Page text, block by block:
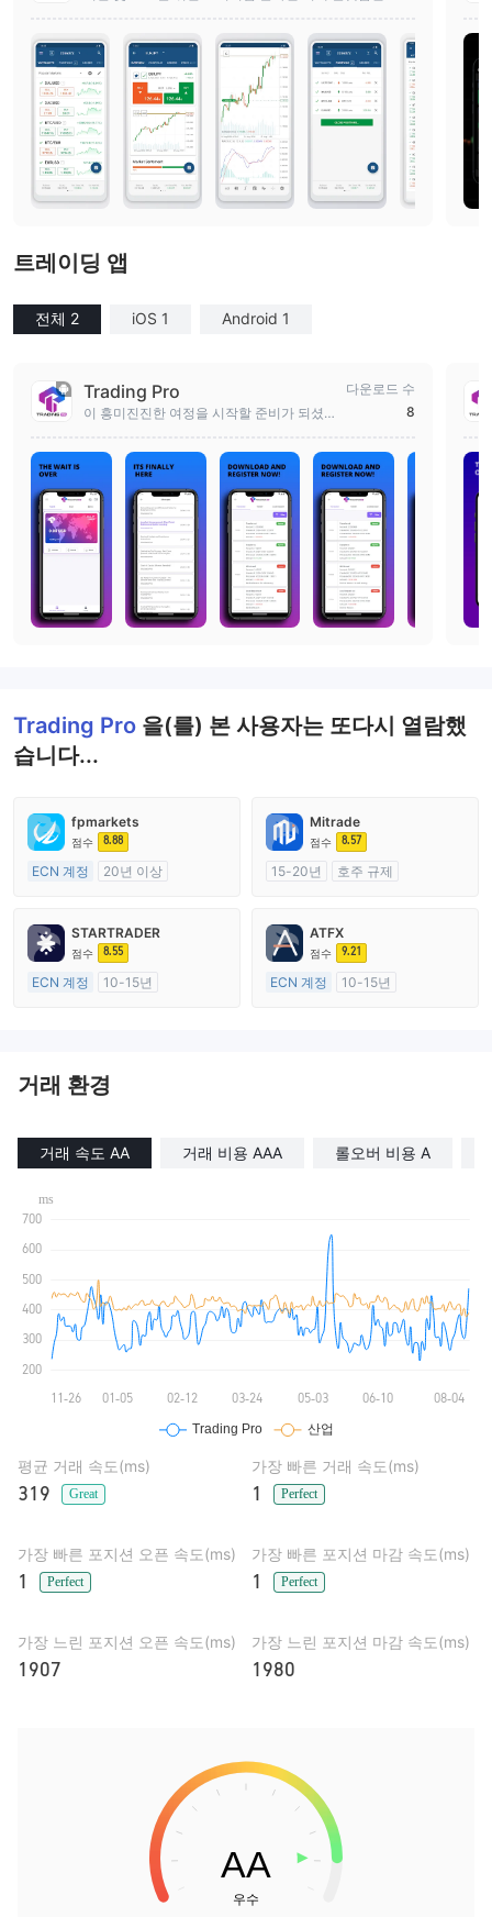
트레이딩 앱
전체 2 iOS 1 Android 1
Trading Pro
이 흥미진진한 여정을 시작할 준비가 되셨나
다운로드 수
8
Trading Pro 을(를) 본 사용자는 또다시 열람했
습니다...
fpmarkets
점수 8.88
ECN 계정
20년 이상
외환 거래 라이선스 (MM)
마스터 레이블 MT4
Mitrade
점수 8.57
15-20년
호주 규제
자체 연구개발
STARTRADER
점수 8.55
ECN 계정
10-15년
ATFX
점수 9.21
ECN 계정
10-15년
거래 환경
거래 속도 AA 거래 비용 AAA 롤오버 비용 A
평균 거래 속도(ms)
319 Great
가장 빠른 거래 속도(ms)
1 Perfect
가장 빠른 포지션 오픈 속도(ms)
1 Perfect
가장 빠른 포지션 마감 속도(ms)
1 Perfect
가장 느린 포지션 오픈 속도(ms)
1907
가장 느린 포지션 마감 속도(ms)
1980